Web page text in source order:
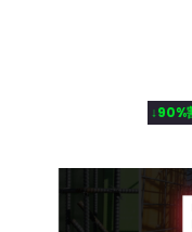
↓90%